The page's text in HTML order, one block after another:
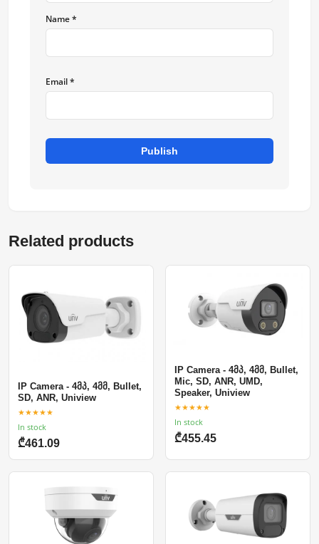
Name *
Email *
Publish
Related products
IP Camera - 4მპ, 4მმ, Bullet,
SD, ANR, Uniview
★★★★★
In stock
₾461.09
IP Camera - 4მპ, 4მმ, Bullet,
Mic, SD, ANR, UMD,
Speaker, Uniview
★★★★★
In stock
₾455.45